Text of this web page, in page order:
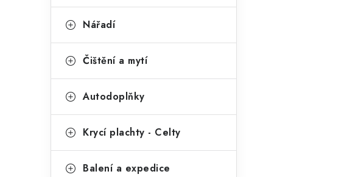
e
i
Nářadí
Čištění a mytí
Autodoplňky
Krycí plachty - Celty
Balení a expedice